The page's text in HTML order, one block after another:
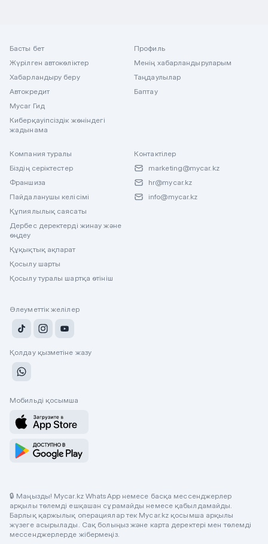
Басты бет
Жүрілген автокөліктер
Хабарландыру беру
Автокредит
Mycar Гид
Киберқауіпсіздік жөніндегі
жадынама
Профиль
Менің хабарландыруларым
Таңдаулылар
Баптау
Компания туралы
Біздің серіктестер
Франшиза
Пайдаланушы келісімі
Құпиялылық саясаты
Дербес деректерді жинау және
өңдеу
Құқықтық ақпарат
Қосылу шарты
Қосылу туралы шартқа өтініш
Контактілер
marketing@mycar.kz
hr@mycar.kz
info@mycar.kz
Әлеуметтік желілер
Қолдау қызметіне жазу
Мобильді қосымша
🔒 Маңызды! Mycar.kz WhatsApp немесе басқа мессенджерлер
арқылы төлемді ешқашан сұрамайды немесе қабылдамайды.
Барлық қаржылық операциялар тек Mycar.kz қосымша арқылы
жүзеге асырылады. Сақ болыңыз және карта деректері мен төлемді
мессенджерлерде жібермеңіз.